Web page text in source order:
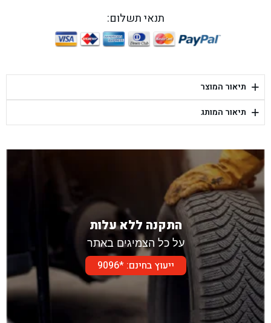
בן גל - היובלים 26, הוד השרון - הוד השרון
בן גל - יפת 88, תל אביב יפו - תל אביב
בן גל - דור אלון הר טוב - בית שמש
תנאי תשלום:
+ תיאור המוצר
+ תיאור המותג
התקנה ללא עלות
על כל הצמיגים באתר
ייעוץ בחינם: *9096